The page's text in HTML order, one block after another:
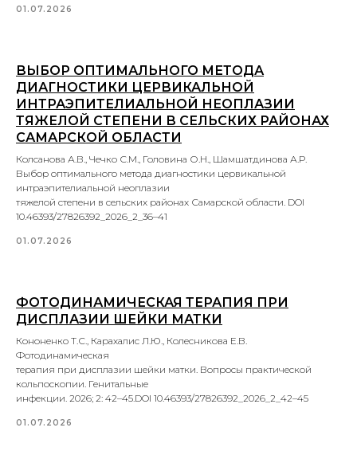
01.07.2026
ВЫБОР ОПТИМАЛЬНОГО МЕТОДА
ДИАГНОСТИКИ ЦЕРВИКАЛЬНОЙ
ИНТРАЭПИТЕЛИАЛЬНОЙ НЕОПЛАЗИИ
ТЯЖЕЛОЙ СТЕПЕНИ В СЕЛЬСКИХ РАЙОНАХ
САМАРСКОЙ ОБЛАСТИ
Колсанова А.В., Чечко С.М., Головина О.Н., Шамшатдинова А.Р.
Выбор оптимального метода диагностики цервикальной
интраэпителиальной неоплазии
тяжелой степени в сельских районах Самарской области. DOI
10.46393/27826392_2026_2_36–41
01.07.2026
ФОТОДИНАМИЧЕСКАЯ ТЕРАПИЯ ПРИ
ДИСПЛАЗИИ ШЕЙКИ МАТКИ
Кононенко Т.С., Карахалис Л.Ю., Колесникова Е.В.
Фотодинамическая
терапия при дисплазии шейки матки. Вопросы практической
кольпоскопии. Генитальные
инфекции. 2026; 2: 42–45.DOI 10.46393/27826392_2026_2_42–45
01.07.2026